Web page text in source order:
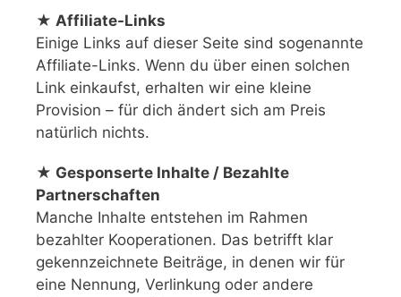
★ Affiliate-Links
Einige Links auf dieser Seite sind sogenannte
Affiliate-Links. Wenn du über einen solchen
Link einkaufst, erhalten wir eine kleine
Provision – für dich ändert sich am Preis
natürlich nichts.
★ Gesponserte Inhalte / Bezahlte
Partnerschaften
Manche Inhalte entstehen im Rahmen
bezahlter Kooperationen. Das betrifft klar
gekennzeichnete Beiträge, in denen wir für
eine Nennung, Verlinkung oder andere